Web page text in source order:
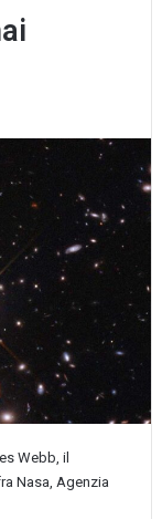
Webb, il
Nasa, Agenzia